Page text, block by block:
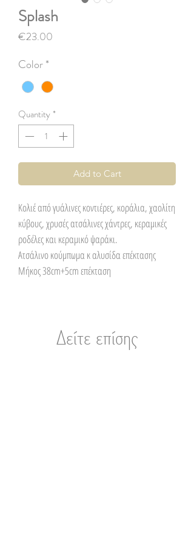
Splash
€23.00
Color*
Quantity *
Add to Cart
Κολιέ από γυάλινες κοντιέρες, κοράλια, χαολίτη
κύβους, χρυσές ατσάλινες χάντρες, κεραμικές
ροδέλες και κεραμικό ψαράκι.
Ατσάλινο κούμπωμα κ αλυσίδα επέκτασης
Μήκος 38cm+5cm επέκταση
Δείτε επίσης